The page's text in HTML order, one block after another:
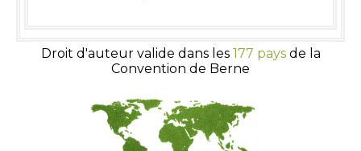
Droit d'auteur valide dans les 177 paysde la
Convention de Berne